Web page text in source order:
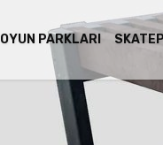
OYUN PARKLARI